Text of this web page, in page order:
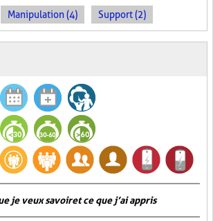
Manipulation (4) Support (2)
je veux savoir et ce que j’ai appris